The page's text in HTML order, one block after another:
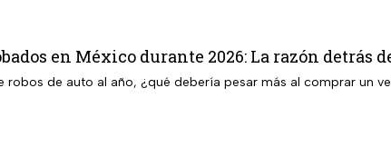
en México durante 2026: La razón detrás
robos de auto al año, ¿qué debería pesar más al comprar un